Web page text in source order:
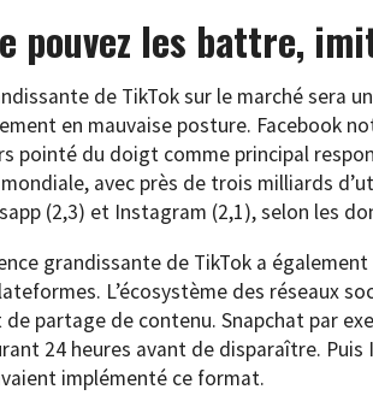
pouvez les battre,
de TikTok sur le marché sera
en mauvaise posture. Facebook
pointé du doigt comme principal
avec près de trois milliards
(2,3) et Instagram (2,1), selon les
grandissante de TikTok a
L’écosystème des réseaux
partage de contenu. Snapchat par
24 heures avant de disparaître.
implémenté ce format.